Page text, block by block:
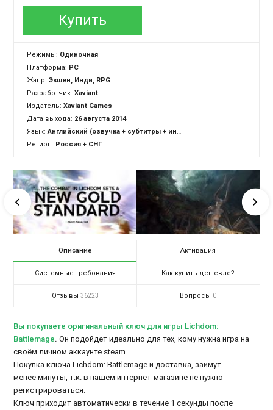
Купить
Режимы: Одиночная
Платформа: PC
Жанр:Экшен, Инди, RPG
Разработчик:Xaviant
Издатель:Xaviant Games
Дата выхода: 26 августа 2014
Язык:Английский (озвучка + субтитры + интерфейс)
Регион: Россия + СНГ
Описание Активация
Системные требования Как купить дешевле?
Отзывы 36223 Вопросы 0
Вы покупаете оригинальный ключ для игры Lichdom:
Battlemage. Он подойдет идеально для тех, кому нужна игра на
своём личном аккаунте steam.
Покупка ключа Lichdom: Battlemage и доставка, займут
менее минуты, т.к. в нашем интернет-магазине не нужно
регистрироваться.
Ключ приходит автоматически в течение 1 секунды после